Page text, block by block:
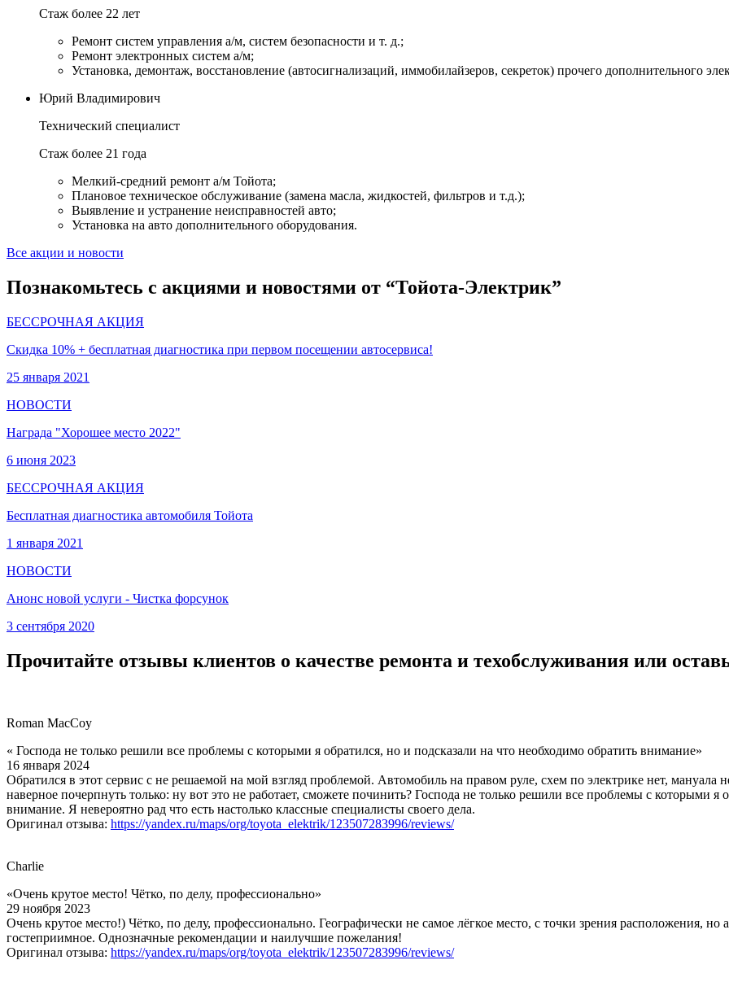
Стаж более 22 лет
Ремонт систем управления а/м, систем безопасности и т. д.;
Ремонт электронных систем а/м;
Установка, демонтаж, восстановление (автосигнализаций, иммобилайзеров, секреток) прочего дополнительного
Юрий Владимирович
Технический специалист
Стаж более 21 года
Мелкий-средний ремонт а/м Тойота;
Плановое техническое обслуживание (замена масла, жидкостей, фильтров и т.д.);
Выявление и устранение неисправностей авто;
Установка на авто дополнительного оборудования.
Все акции и новости
Познакомьтесь с акциями и новостями от “Тойота-Электрик”
БЕССРОЧНАЯ АКЦИЯ
Скидка 10% + бесплатная диагностика при первом посещении автосервиса!
25 января 2021
НОВОСТИ
Награда "Хорошее место 2022"
6 июня 2023
БЕССРОЧНАЯ АКЦИЯ
Бесплатная диагностика автомобиля Тойота
1 января 2021
НОВОСТИ
Анонс новой услуги - Чистка форсунок
3 сентября 2020
Прочитайте отзывы клиентов о качестве ремонта и техобслуживания или
Roman MacCoy
« Господа не только решили все проблемы с которыми я обратился, но и подсказали на что необходимо обратить внимание»
16 января 2024
Обратился в этот сервис с не решаемой на мой взгляд проблемой. Автомобиль на правом руле, схем по электрике нет,
наверное почерпнуть только: ну вот это не работает, сможете починить? Господа не только решили все проблемы с которыми я
внимание. Я невероятно рад что есть настолько классные специалисты своего дела.
Оригинал отзыва: https://yandex.ru/maps/org/toyota_elektrik/123507283996/reviews/
Charlie
«Очень крутое место! Чётко, по делу, профессионально»
29 ноября 2023
Очень крутое место!) Чётко, по делу, профессионально. Географически не самое лёгкое место, с точки зрения расположения,
гостеприимное. Однозначные рекомендации и наилучшие пожелания!
Оригинал отзыва: https://yandex.ru/maps/org/toyota_elektrik/123507283996/reviews/